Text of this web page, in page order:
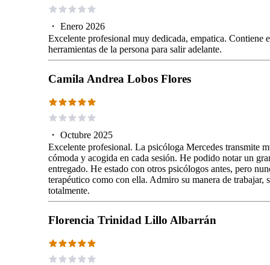
・ Enero 2026
Excelente profesional muy dedicada, empatica. Contiene
herramientas de la persona para salir adelante.
Camila Andrea Lobos Flores
・ Octubre 2025
Excelente profesional. La psicóloga Mercedes transmite
cómoda y acogida en cada sesión. He podido notar un
entregado. He estado con otros psicólogos antes, pero
terapéutico como con ella. Admiro su manera de
totalmente.
Florencia Trinidad Lillo Albarrán